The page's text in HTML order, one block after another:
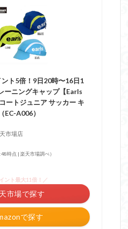
ト5倍！9日20時〜16日1
ーニングキャップ【Earls
ートジュニア サッカー キ
EC-A006）
市場店
時点 | 楽天市場調べ）
で探す
ント最大11倍！／
市場で探す